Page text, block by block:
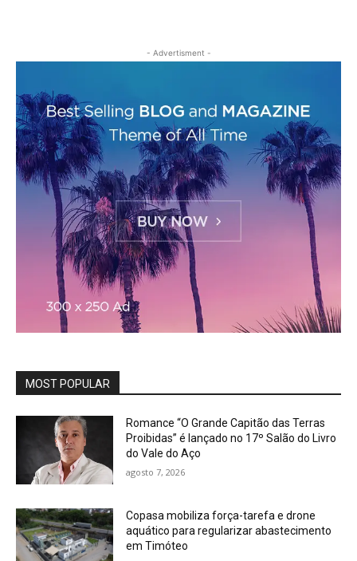
- Advertisment -
MOST POPULAR
Romance “O Grande Capitão das Terras
Proibidas” é lançado no 17º Salão do Livro
do Vale do Aço
agosto 7, 2026
Copasa mobiliza força-tarefa e drone
aquático para regularizar abastecimento
em Timóteo